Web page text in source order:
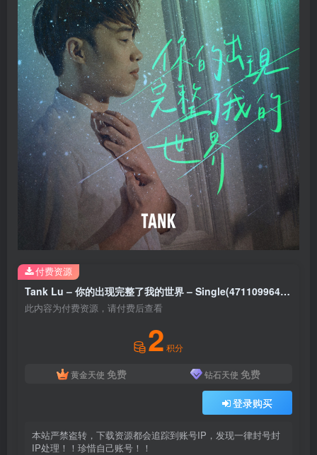
Tank Lu – 你的出现完整了我的世界 – Single(4711099646302)【16bit／44.1kHz】台湾区
此内容为付费资源，请付费后查看
2 积分
黄金天使 免费 钻石天使 免费
登录购买
本站严禁盗转，下载资源都会追踪到账号IP，发现一律封号封
IP处理！！珍惜自己账号！！
付费资源